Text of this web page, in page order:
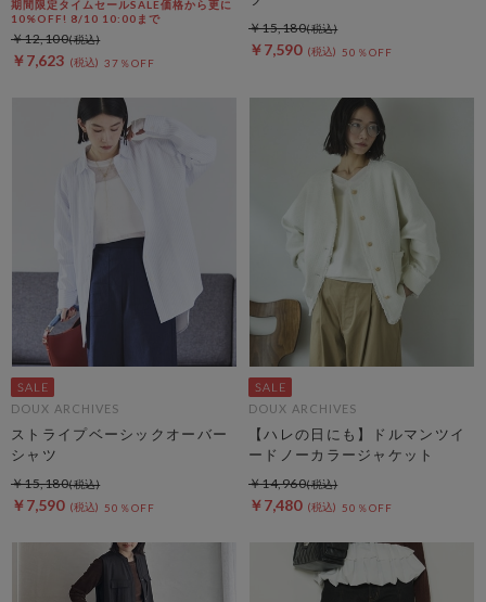
期間限定タイムセールSALE価格から更に
10%OFF! 8/10 10:00まで
￥7,623 37％OFF
￥12,100
￥7,590 50％OFF
￥15,180
DOUX ARCHIVES
ストライプベーシックオーバー
シャツ
￥7,590 50％OFF
￥15,180
DOUX ARCHIVES
【ハレの日にも】ドルマンツイ
ードノーカラージャケット
￥7,480 50％OFF
￥14,960